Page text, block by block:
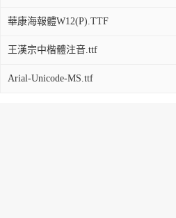
華康海報體W12(P).TTF
王漢宗中楷體注音.ttf
Arial-Unicode-MS.ttf